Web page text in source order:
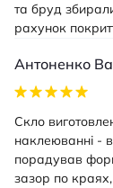
та бруд
рахунок
Антоненко
Скло
наклеюванні -
порадував
зазор по